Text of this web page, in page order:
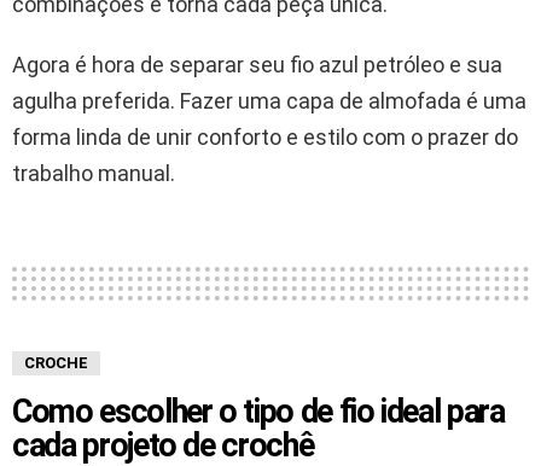
Agora é hora de separar seu fio azul petróleo e sua
agulha preferida. Fazer uma capa de almofada é uma
forma linda de unir conforto e estilo com o prazer do
trabalho manual.
CROCHE
Como escolher o tipo de fio ideal para
cada projeto de crochê